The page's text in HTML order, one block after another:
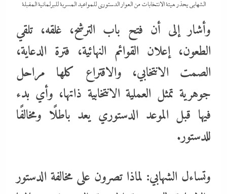
الشهابي يحذر هيئة الانتخابات من العوار الدستورى للمواعيد المسربة للبرلمانية المقبلة
وأشار إلى أن فتح باب الترشح، غلقه، تلقي
الطعون، إعلان القوائم النهائية، فترة الدعاية،
الصمت الانتخابي، والاقتراع كلها مراحل
جوهرية تمثل العملية الانتخابية ذاتها، وأي بدء
فيها قبل الموعد الدستوري يعد باطلًا ومخالفًا
للدستور.
وتساءل الشهابي: لماذا تصرون على مخالفة الدستور